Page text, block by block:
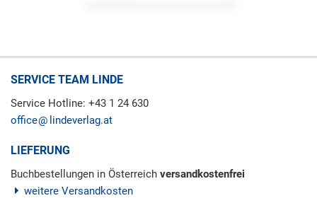
SERVICE TEAM LINDE
Service Hotline: +43 1 24 630
office
lindeverlag.at
LIEFERUNG
Buchbestellungen in Österreich versandkostenfrei
weitere Versandkosten